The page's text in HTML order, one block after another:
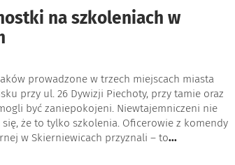
na szkoleniach w
prowadzone w trzech miejscach miasta
przy ul. 26 Dywizji Piechoty, przy tamie oraz
być zaniepokojeni. Niewtajemniczeni nie
że to tylko szkolenia. Oficerowie z komendy
w Skierniewicach przyznali – to...